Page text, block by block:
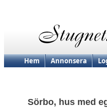
Hem Annonsera
Sörbo, hus med